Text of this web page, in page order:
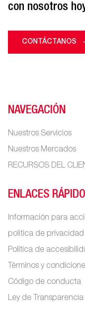
con nosotros
CONTÁCTANOS
NAVEGACIÓN
Nuestros Servicios
Nuestros Mercados
RECURSOS DEL
ENLACES
Información para
política de privacidad
Política de
Términos y
Código de conducta
Ley de